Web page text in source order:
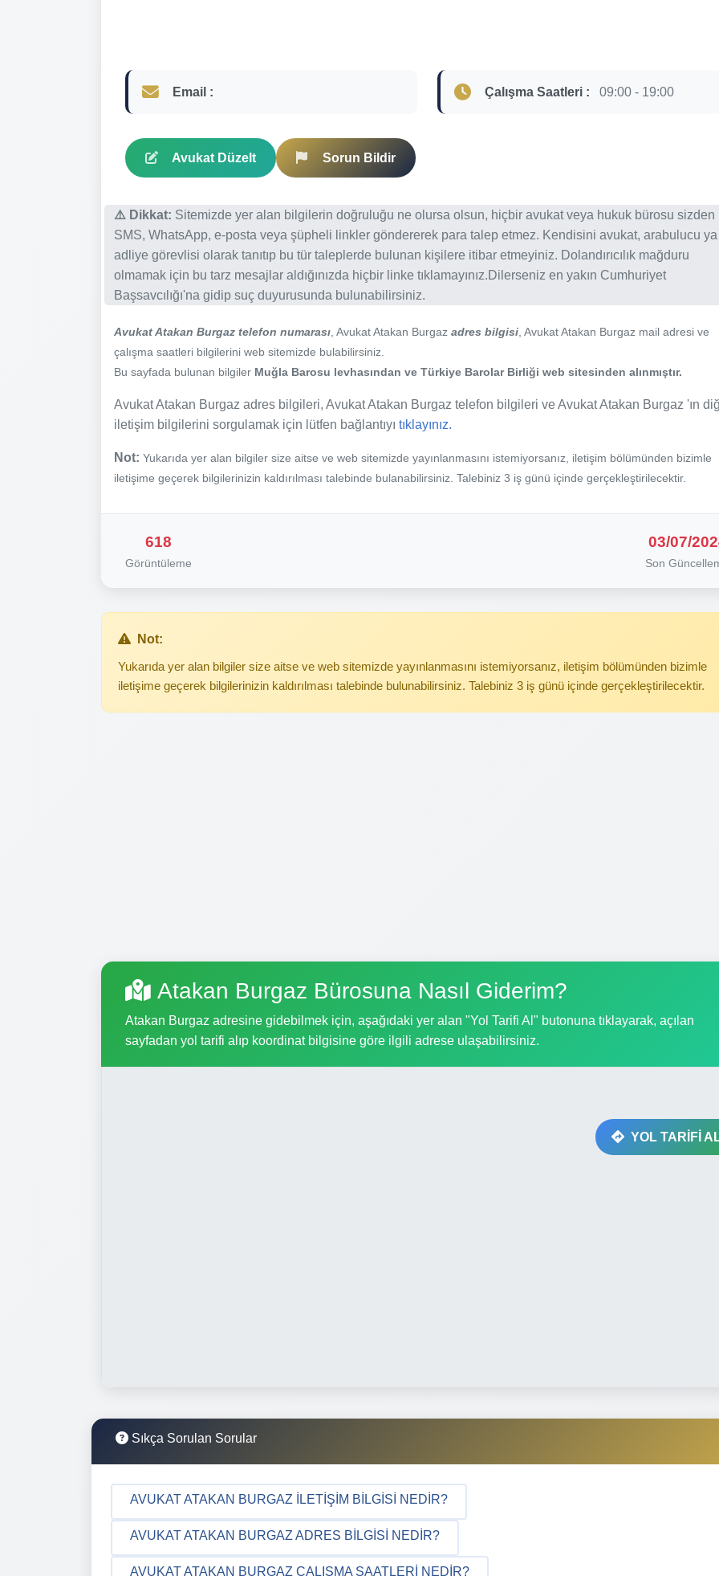
Email : Çalışma Saatleri : 09:00 - 19:00
Avukat Düzelt Sorun Bildir
⚠️ Dikkat: Sitemizde yer alan bilgilerin doğruluğu ne olursa olsun, hiçbir avukat veya hukuk bürosu sizden
SMS, WhatsApp, e-posta veya şüpheli linkler göndererek para talep etmez. Kendisini avukat, arabulucu
adliye görevlisi olarak tanıtıp bu tür taleplerde bulunan kişilere itibar etmeyiniz. Dolandırıcılık mağduru
olmamak için bu tarz mesajlar aldığınızda hiçbir linke tıklamayınız.Dilerseniz en yakın Cumhuriyet
Başsavcılığı'na gidip suç duyurusunda bulunabilirsiniz.
Avukat Atakan Burgaz telefon numarası , Avukat Atakan Burgaz adres bilgisi , Avukat Atakan Burgaz mail adresi ve
çalışma saatleri bilgilerini web sitemizde bulabilirsiniz.
Bu sayfada bulunan bilgiler Muğla Barosu levhasından ve Türkiye Barolar Birliği web sitesinden alınmıştır.
Avukat Atakan Burgaz adres bilgileri, Avukat Atakan Burgaz telefon bilgileri ve Avukat Atakan Burgaz 'ın
iletişim bilgilerini sorgulamak için lütfen bağlantıyı tıklayınız.
Not: Yukarıda yer alan bilgiler size aitse ve web sitemizde yayınlanmasını istemiyorsanız, iletişim bölümünden bizimle
iletişime geçerek bilgilerinizin kaldırılması talebinde bulanabilirsiniz. Talebiniz 3 iş günü içinde gerçekleştirilecektir.
618
Görüntüleme
03/07/
Son
Not:
Yukarıda yer alan bilgiler size aitse ve web sitemizde yayınlanmasını istemiyorsanız, iletişim bölümünden bizimle
iletişime geçerek bilgilerinizin kaldırılması talebinde bulunabilirsiniz. Talebiniz 3 iş günü içinde gerçekleştirilecektir.
Atakan Burgaz Bürosuna Nasıl Giderim?
Atakan Burgaz adresine gidebilmek için, aşağıdaki yer alan "Yol Tarifi Al" butonuna tıklayarak, açılan
sayfadan yol tarifi alıp koordinat bilgisine göre ilgili adrese ulaşabilirsiniz.
YOL TARİFİ
Sıkça Sorulan Sorular
AVUKAT ATAKAN BURGAZ İLETIŞIM BILGISI NEDIR?
AVUKAT ATAKAN BURGAZ ADRES BILGISI NEDIR?
AVUKAT ATAKAN BURGAZ ÇALIŞMA SAATLERI NEDIR?